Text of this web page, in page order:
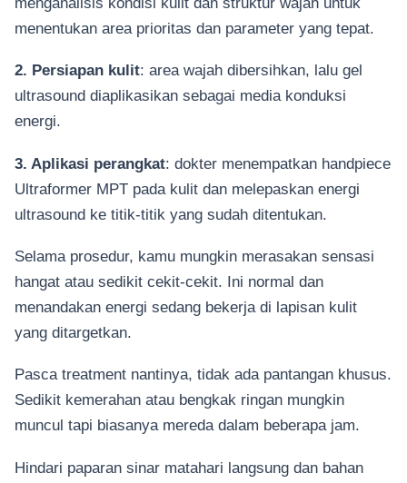
menentukan area prioritas dan parameter yang tepat.
2. Persiapan kulit: area wajah dibersihkan, lalu gel
ultrasound diaplikasikan sebagai media konduksi
energi.
3. Aplikasi perangkat: dokter menempatkan handpiece
Ultraformer MPT pada kulit dan melepaskan energi
ultrasound ke titik-titik yang sudah ditentukan.
Selama prosedur, kamu mungkin merasakan sensasi
hangat atau sedikit cekit-cekit. Ini normal dan
menandakan energi sedang bekerja di lapisan kulit
yang ditargetkan.
Pasca treatment nantinya, tidak ada pantangan khusus.
Sedikit kemerahan atau bengkak ringan mungkin
muncul tapi biasanya mereda dalam beberapa jam.
Hindari paparan sinar matahari langsung dan bahan